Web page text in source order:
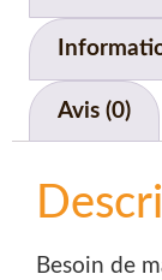
Avis (0)
Besoin de